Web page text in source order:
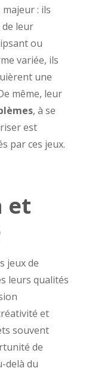
: ils
leur
ou
variée, ils
une
même, leur
, à se
est
par ces jeux.
et
jeux de
leurs qualités
et
souvent
de
delà du